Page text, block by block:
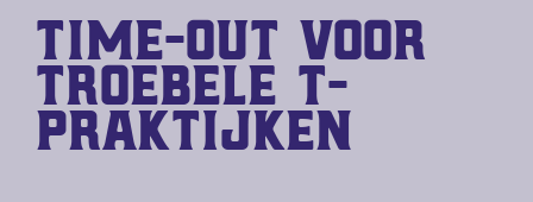
Time-out voor
troebele T-
praktijken